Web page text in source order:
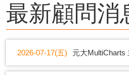
最新顧問消
2026-07-17(五) 元大MultiCharts